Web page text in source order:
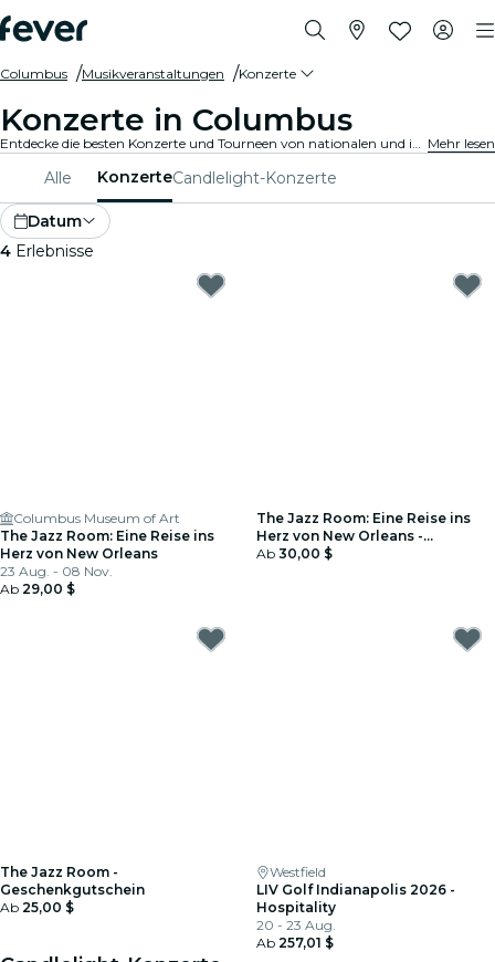
Columbus Musikveranstaltungen Konzerte
Konzerte in Columbus
Entdecke die besten Konzerte und Tourneen von nationalen und internationalen Künstlern in Columbus, hole Dir Deine Tickets auf Fever und genieße Top-Musik! Mehr lesen
Alle KonzerteCandlelight-Konzerte
Datum
4 Erlebnisse
Columbus Museum of Art
The Jazz Room: Eine Reise ins
Herz von New Orleans
23 Aug. - 08 Nov.
Ab 29,00 $
The Jazz Room: Eine Reise ins
Herz von New Orleans -
Geschenkgutschein
Ab 30,00 $
The Jazz Room -
Geschenkgutschein
Ab 25,00 $
Westfield
LIV Golf Indianapolis 2026 -
Hospitality
20 - 23 Aug.
Ab 257,01 $